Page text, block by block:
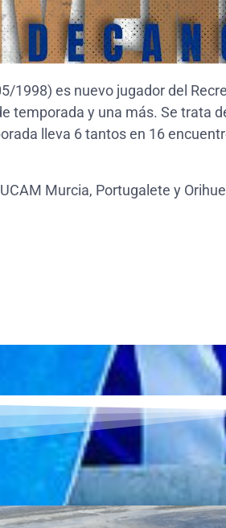
1998) es nuevo jugador del
temporada y una más. Se trata
lleva 6 tantos en 16
Murcia, Portugalete y